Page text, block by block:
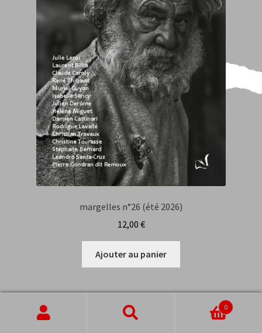
margelles n°26 (été 2026)
12,00 €
Ajouter au panier
Recherche
Recherche
0